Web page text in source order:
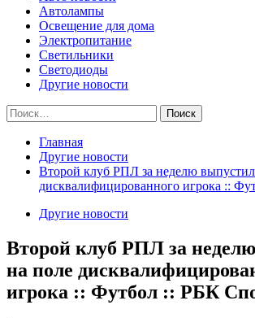
Автолампы
Освещение для дома
Электропитание
Светильники
Светодиоды
Другие новости
Найти:
Главная
Другие новости
Второй клуб РПЛ за неделю
дисквалифицированного игрока ::
Другие новости
Второй клуб РПЛ за
на поле
игрока :: Футбол :: РБК